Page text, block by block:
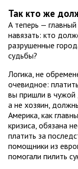
Так кто же
А теперь —
навязать: кто
разрушенные
судьбы?
Логика, не
очевидное:
вы пришли в чужой
а не хозяин,
Америка, как
кризиса, обязана
платить за
помощники из
помогали пилить